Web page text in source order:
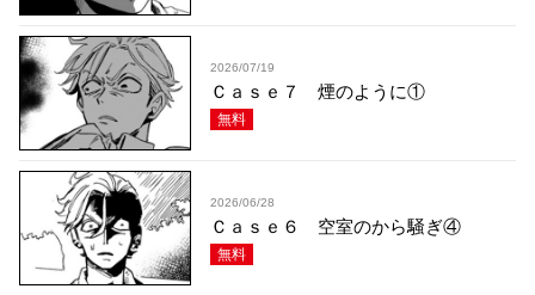
2026/07/19
Ｃａｓｅ７ 煙のように①
無料
2026/06/28
Ｃａｓｅ６ 空室のから騒ぎ④
無料